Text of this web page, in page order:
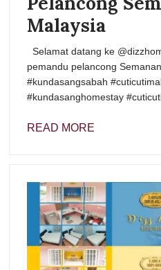
Malaysia
Selamat datang ke
pemandu pelancong
#kundasangsabah
#kundasanghomestay
READ MORE